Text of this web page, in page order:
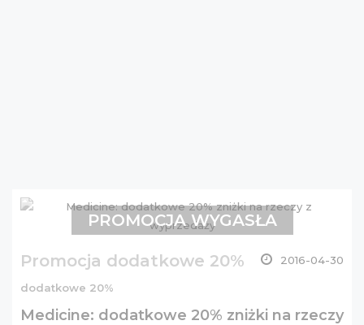
Promocja dodatkowe 20% 2016-04-30
dodatkowe 20%
Medicine: dodatkowe 20% zniżki na rzeczy
PROMOCJA WYGASŁA